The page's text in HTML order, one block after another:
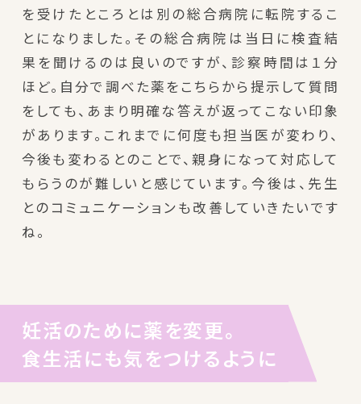
を受けたところとは別の総合病院に転院するこ
とになりました。その総合病院は当日に検査結
果を聞けるのは良いのですが、診察時間は１分
ほど。自分で調べた薬をこちらから提示して質問
をしても、あまり明確な答えが返ってこない印象
があります。これまでに何度も担当医が変わり、
今後も変わるとのことで、親身になって対応して
もらうのが難しいと感じています。今後は、先生
とのコミュニケーションも改善していきたいです
ね。
妊活のために薬を変更。
食生活にも気をつけるように